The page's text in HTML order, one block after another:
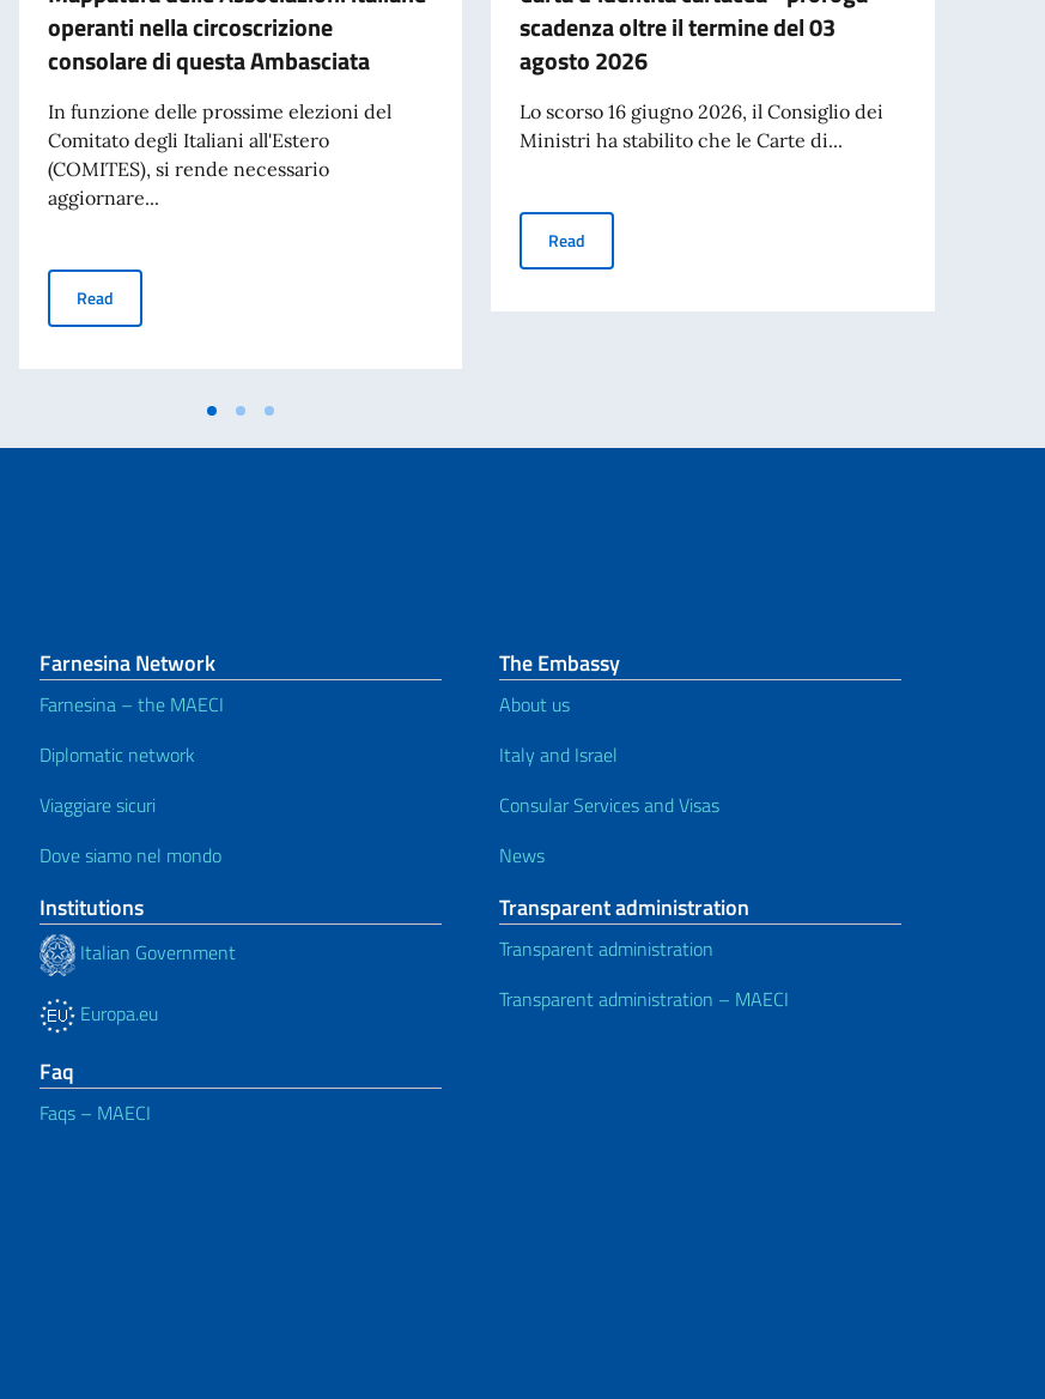
operanti nella circoscrizione
consolare di questa Ambasciata
In funzione delle prossime elezioni del
Comitato degli Italiani all'Estero
(COMITES), si rende necessario
aggiornare...
ReadMappatura delle Associazioni italiane operanti nella circoscrizione consolare di questa Ambasciata
scadenza oltre il termine del 03
agosto 2026
Lo scorso 16 giugno 2026, il Consiglio dei
Ministri ha stabilito che le Carte di...
Read
Farnesina Network
Farnesina – the MAECI
Diplomatic network
Viaggiare sicuri
Dove siamo nel mondo
Institutions
Italian Government
Europa.eu
Faq
Faqs – MAECI
The Embassy
About us
Italy and Israel
Consular Services and Visas
News
Transparent administration
Transparent administration
Transparent administration – MAECI